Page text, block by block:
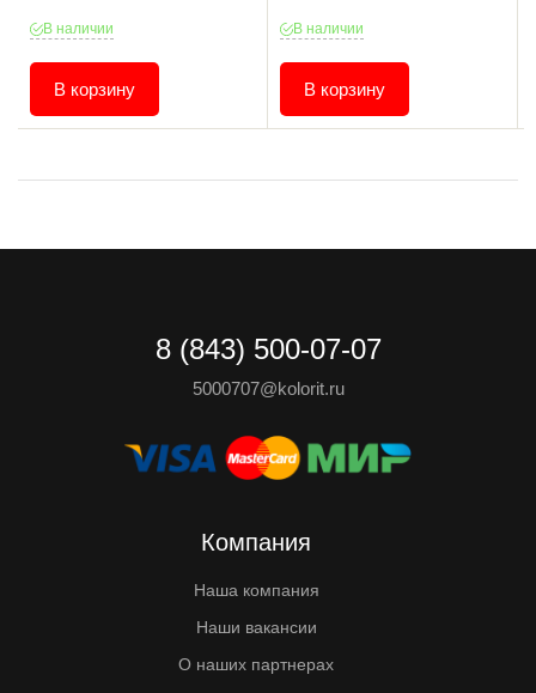
В наличии
В корзину
В наличии
В корзину
8 (843) 500-07-07
5000707@kolorit.ru
Компания
Наша компания
Наши вакансии
О наших партнерах